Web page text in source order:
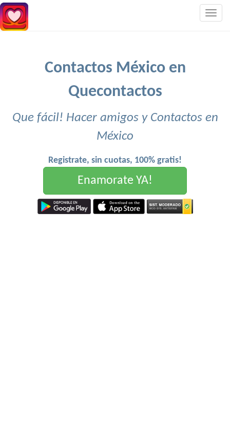
Contactos México en
Quecontactos
Que fácil! Hacer amigos y Contactos en
México
Registrate, sin cuotas, 100% gratis!
Enamorate YA!